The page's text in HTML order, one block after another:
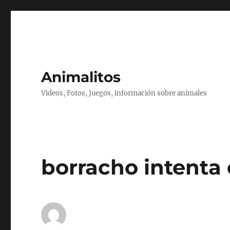
Animalitos
Videos, Fotos, Juegos, información sobre animales
borracho intenta